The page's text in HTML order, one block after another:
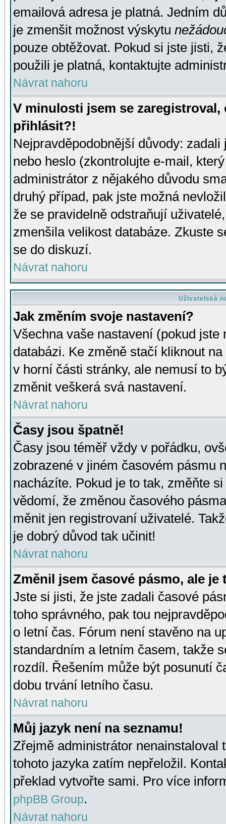
emailová adresa je platná. Jedním
je zmenšit možnost výskytu
pouze obtěžovat. Pokud si jste jisti,
použili je platná, kontaktujte
Návrat nahoru
V minulosti jsem se
přihlásit?!
Nejpravděpodobnější důvody:
nebo heslo (zkontrolujte e-mail,
administrátor z nějakého důvodu
druhý případ, pak jste možná
že se pravidelně odstraňují
zmenšila velikost databáze. Zkuste
se do diskuzí.
Návrat nahoru
Uživatelská
Jak změním svoje nastavení?
Všechna vaše nastavení (pokud
databázi. Ke změně stačí kliknout
v horní části stránky, ale nemusí to
změnit veškerá svá nastavení.
Návrat nahoru
Časy jsou špatně!
Časy jsou téměř vždy v pořádku,
zobrazené v jiném časovém pásmu
nacházíte. Pokud je to tak, změňte
vědomí, že změnou časového
měnit jen registrovaní uživatelé.
je dobrý důvod tak učinit!
Návrat nahoru
Změnil jsem časové pásmo, ale je
Jste si jisti, že jste zadali časové
toho správného, pak tou
o letní čas. Fórum není stavěno na
standardním a letním časem, takže
rozdíl. Řešením může být posunutí
dobu trvání letního času.
Návrat nahoru
Můj jazyk není na seznamu!
Zřejmě administrátor nenainstaloval
tohoto jazyka zatím nepřeložil.
překlad vytvořte sami. Pro více
phpBB Group.
Návrat nahoru